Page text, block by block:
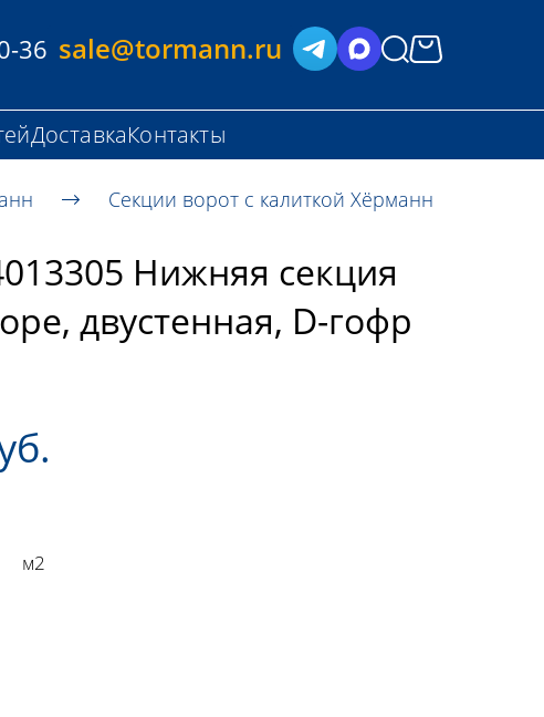
36 sale@tormann.ru
ДоставкаКонтакты
Секции ворот с калиткой Хёрманн
Нижняя секция
двустенная, D-гофр
м2